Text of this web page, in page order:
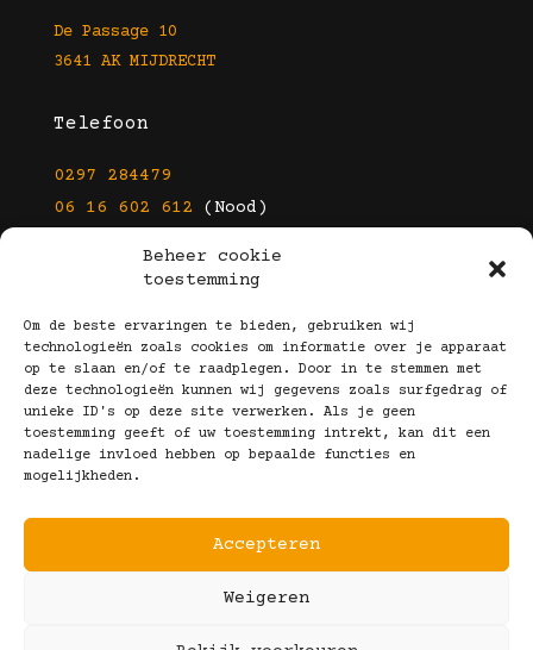
Beheer cookie
toestemming
Om de beste ervaringen te bieden, gebruiken wij
technologieën zoals cookies om informatie over je apparaat
op te slaan en/of te raadplegen. Door in te stemmen met
deze technologieën kunnen wij gegevens zoals surfgedrag of
unieke ID's op deze site verwerken. Als je geen
toestemming geeft of uw toestemming intrekt, kan dit een
nadelige invloed hebben op bepaalde functies en
mogelijkheden.
Accepteren
Weigeren
De Passage 10
3641 AK MIJDRECHT
Telefoon
0297 284479
06 16 602 612 (Nood)
info@kootbrillen.nl
Volg Ons!
Copyright © 2025 Koot Brillen
Algemene Voorwaarden